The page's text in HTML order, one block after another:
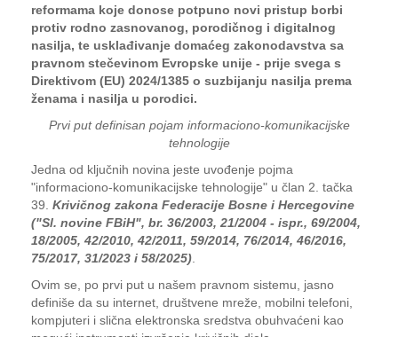
reformama koje donose potpuno novi pristup borbi
protiv rodno zasnovanog, porodičnog i digitalnog
nasilja, te usklađivanje domaćeg zakonodavstva sa
pravnom stečevinom Evropske unije - prije svega s
Direktivom (EU) 2024/1385 o suzbijanju nasilja prema
ženama i nasilja u porodici.
Prvi put definisan pojam informaciono-komunikacijske
tehnologije
Jedna od ključnih novina jeste uvođenje pojma
"informaciono-komunikacijske tehnologije" u član 2. tačka
39. Krivičnog zakona Federacije Bosne i Hercegovine
("Sl. novine FBiH", br. 36/2003, 21/2004 - ispr., 69/2004,
18/2005, 42/2010, 42/2011, 59/2014, 76/2014, 46/2016,
75/2017, 31/2023 i 58/2025)
Ovim se, po prvi put u našem pravnom sistemu, jasno
definiše da su internet, društvene mreže, mobilni telefoni,
kompjuteri i slična elektronska sredstva obuhvaćeni kao